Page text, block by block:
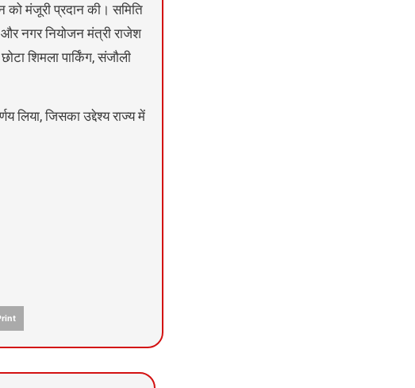
को मंजूरी प्रदान की। समिति
और नगर नियोजन मंत्री राजेश
शिमला पार्किंग, संजौली
जिसका उद्देश्य राज्य में